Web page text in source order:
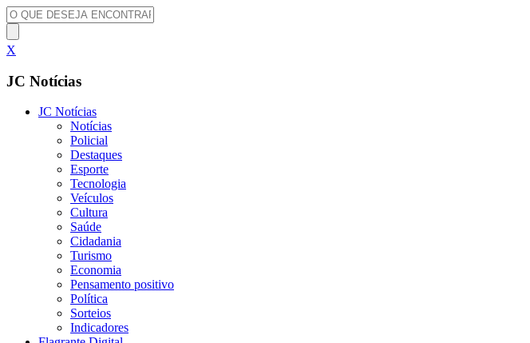
X
JC Notícias
JC Notícias
Notícias
Policial
Destaques
Esporte
Tecnologia
Veículos
Cultura
Saúde
Cidadania
Turismo
Economia
Pensamento positivo
Política
Sorteios
Indicadores